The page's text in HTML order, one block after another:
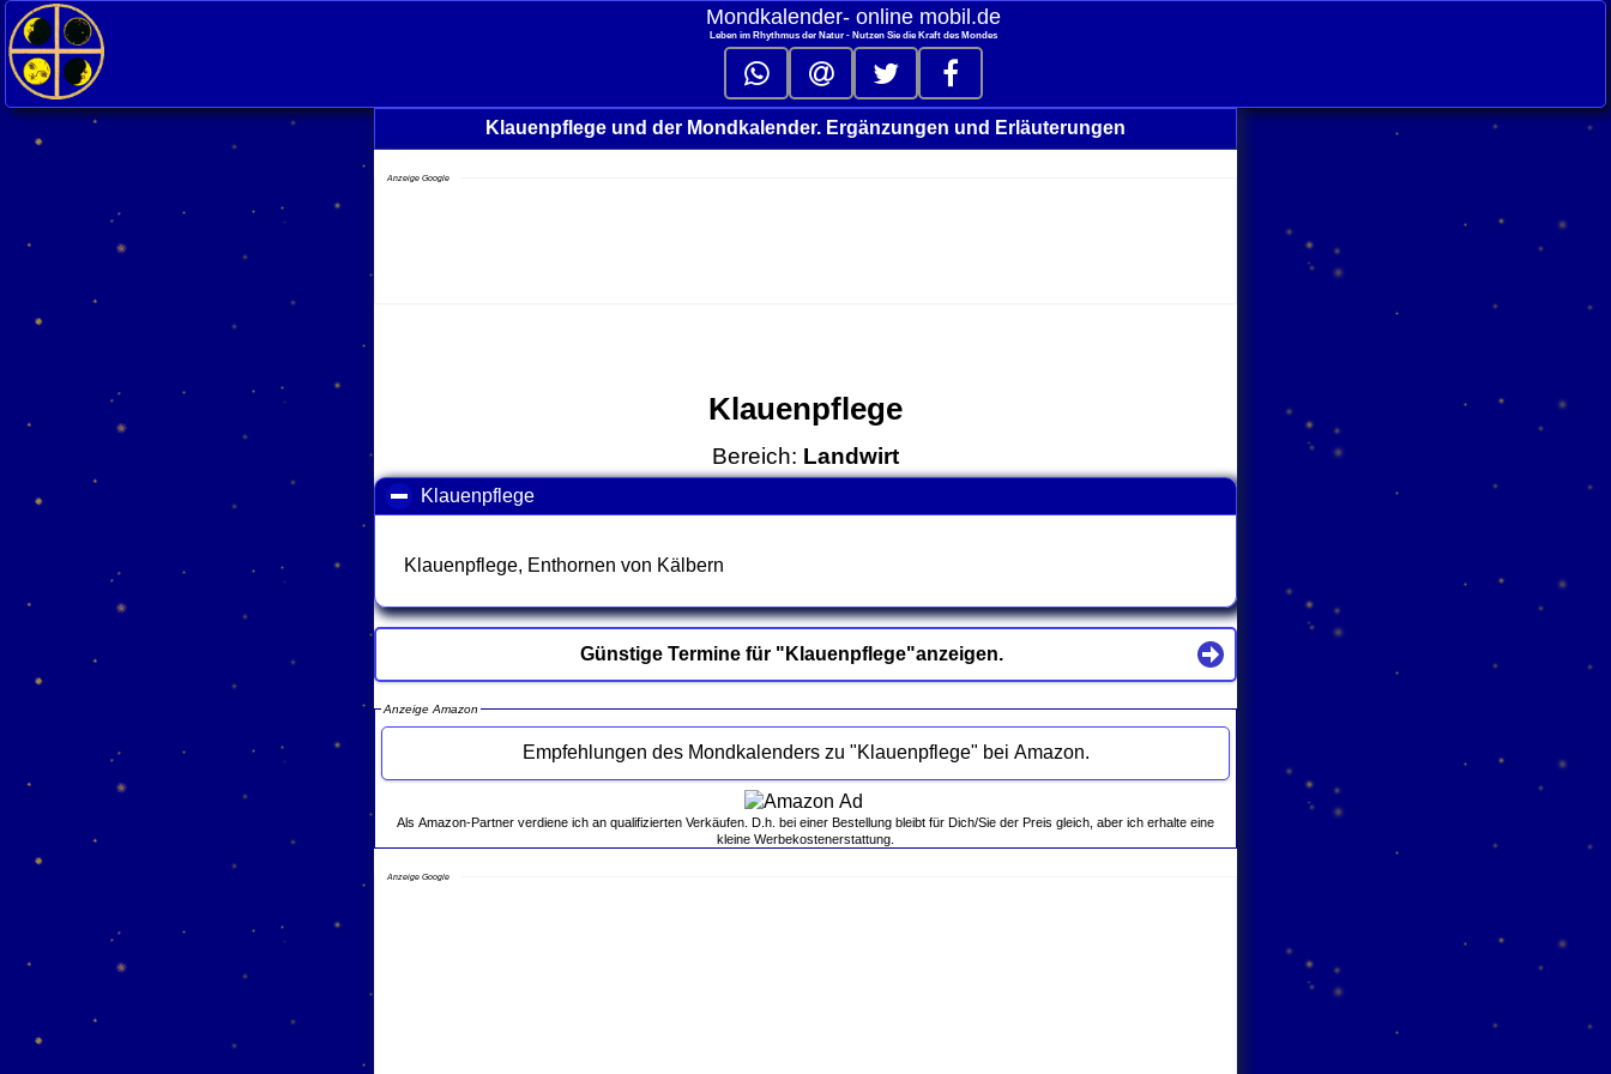
Mondkalender‑ online mobil.de
Leben im Rhythmus der Natur - Nutzen Sie die Kraft des Mondes
Klauenpflege und der Mondkalender. Ergänzungen und Erläuterungen
Anzeige Google
Klauenpflege
Bereich: Landwirt
Klauenpflege
Klauenpflege, Enthornen von Kälbern
Günstige Termine für "Klauenpflege"anzeigen.
Anzeige Amazon
Empfehlungen des Mondkalenders zu "Klauenpflege" bei Amazon.
Als Amazon-Partner verdiene ich an qualifizierten Verkäufen. D.h. bei einer Bestellung bleibt für Dich/Sie der Preis gleich, aber ich erhalte eine
kleine Werbekostenerstattung.
Anzeige Google